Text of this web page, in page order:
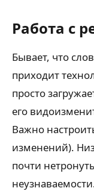
Работа с
Бывает, что
приходит
просто
его
Важно
изменений).
почти